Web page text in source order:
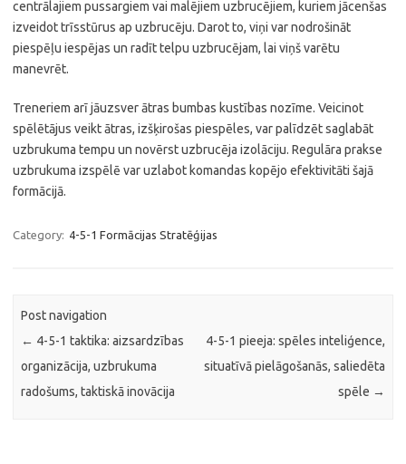
centrālajiem pussargiem vai malējiem uzbrucējiem, kuriem jācenšas
izveidot trīsstūrus ap uzbrucēju. Darot to, viņi var nodrošināt
piespēļu iespējas un radīt telpu uzbrucējam, lai viņš varētu
manevrēt.
Treneriem arī jāuzsver ātras bumbas kustības nozīme. Veicinot
spēlētājus veikt ātras, izšķirošas piespēles, var palīdzēt saglabāt
uzbrukuma tempu un novērst uzbrucēja izolāciju. Regulāra prakse
uzbrukuma izspēlē var uzlabot komandas kopējo efektivitāti šajā
formācijā.
Category: 4-5-1 Formācijas Stratēģijas
Post navigation
← 4-5-1 taktika: aizsardzības
organizācija, uzbrukuma
radošums, taktiskā inovācija
4-5-1 pieeja: spēles inteliģence,
situatīvā pielāgošanās, saliedēta
spēle →